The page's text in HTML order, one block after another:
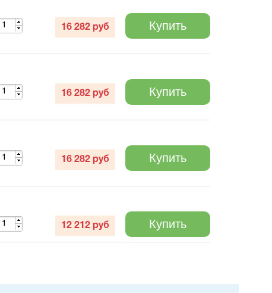
16 282 руб Купить
16 282 руб Купить
16 282 руб Купить
12 212 руб Купить